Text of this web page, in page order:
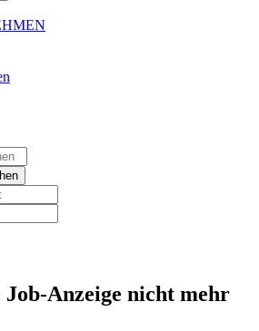
Anzeige nicht mehr